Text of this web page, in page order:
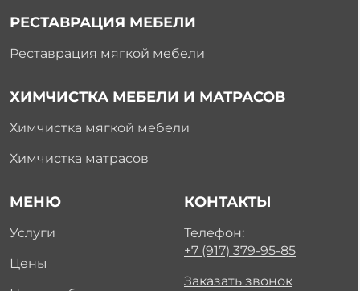
МЕНЮ
Услуги
Цены
РЕСТАВРАЦИЯ МЕБЕЛИ
Реставрация мягкой мебели
ХИМЧИСТКА МЕБЕЛИ И МАТРАСОВ
Химчистка мягкой мебели
Химчистка матрасов
КОНТАКТЫ
Телефон:
+7 (917) 379-95-85
Заказать звонок